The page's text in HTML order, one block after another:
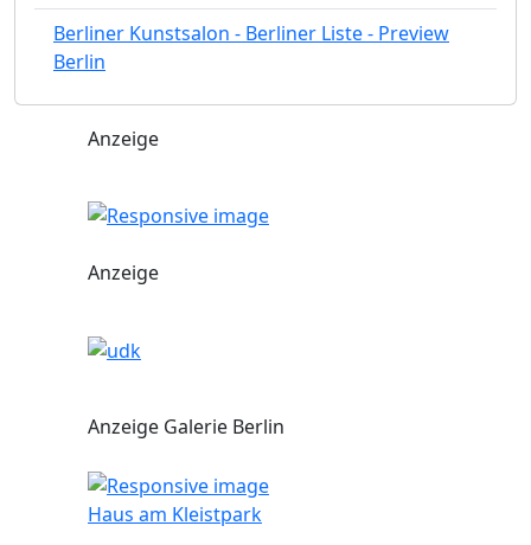
Berliner Kunstsalon - Berliner Liste - Preview
Berlin
Anzeige
Anzeige
Anzeige Galerie Berlin
Haus am Kleistpark